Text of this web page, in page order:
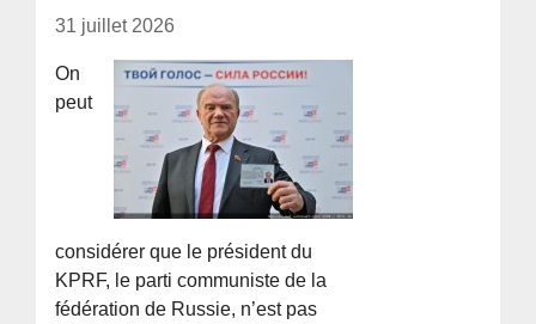
31 juillet 2026
On
peut
considérer que le président du
KPRF, le parti communiste de la
fédération de Russie, n’est pas